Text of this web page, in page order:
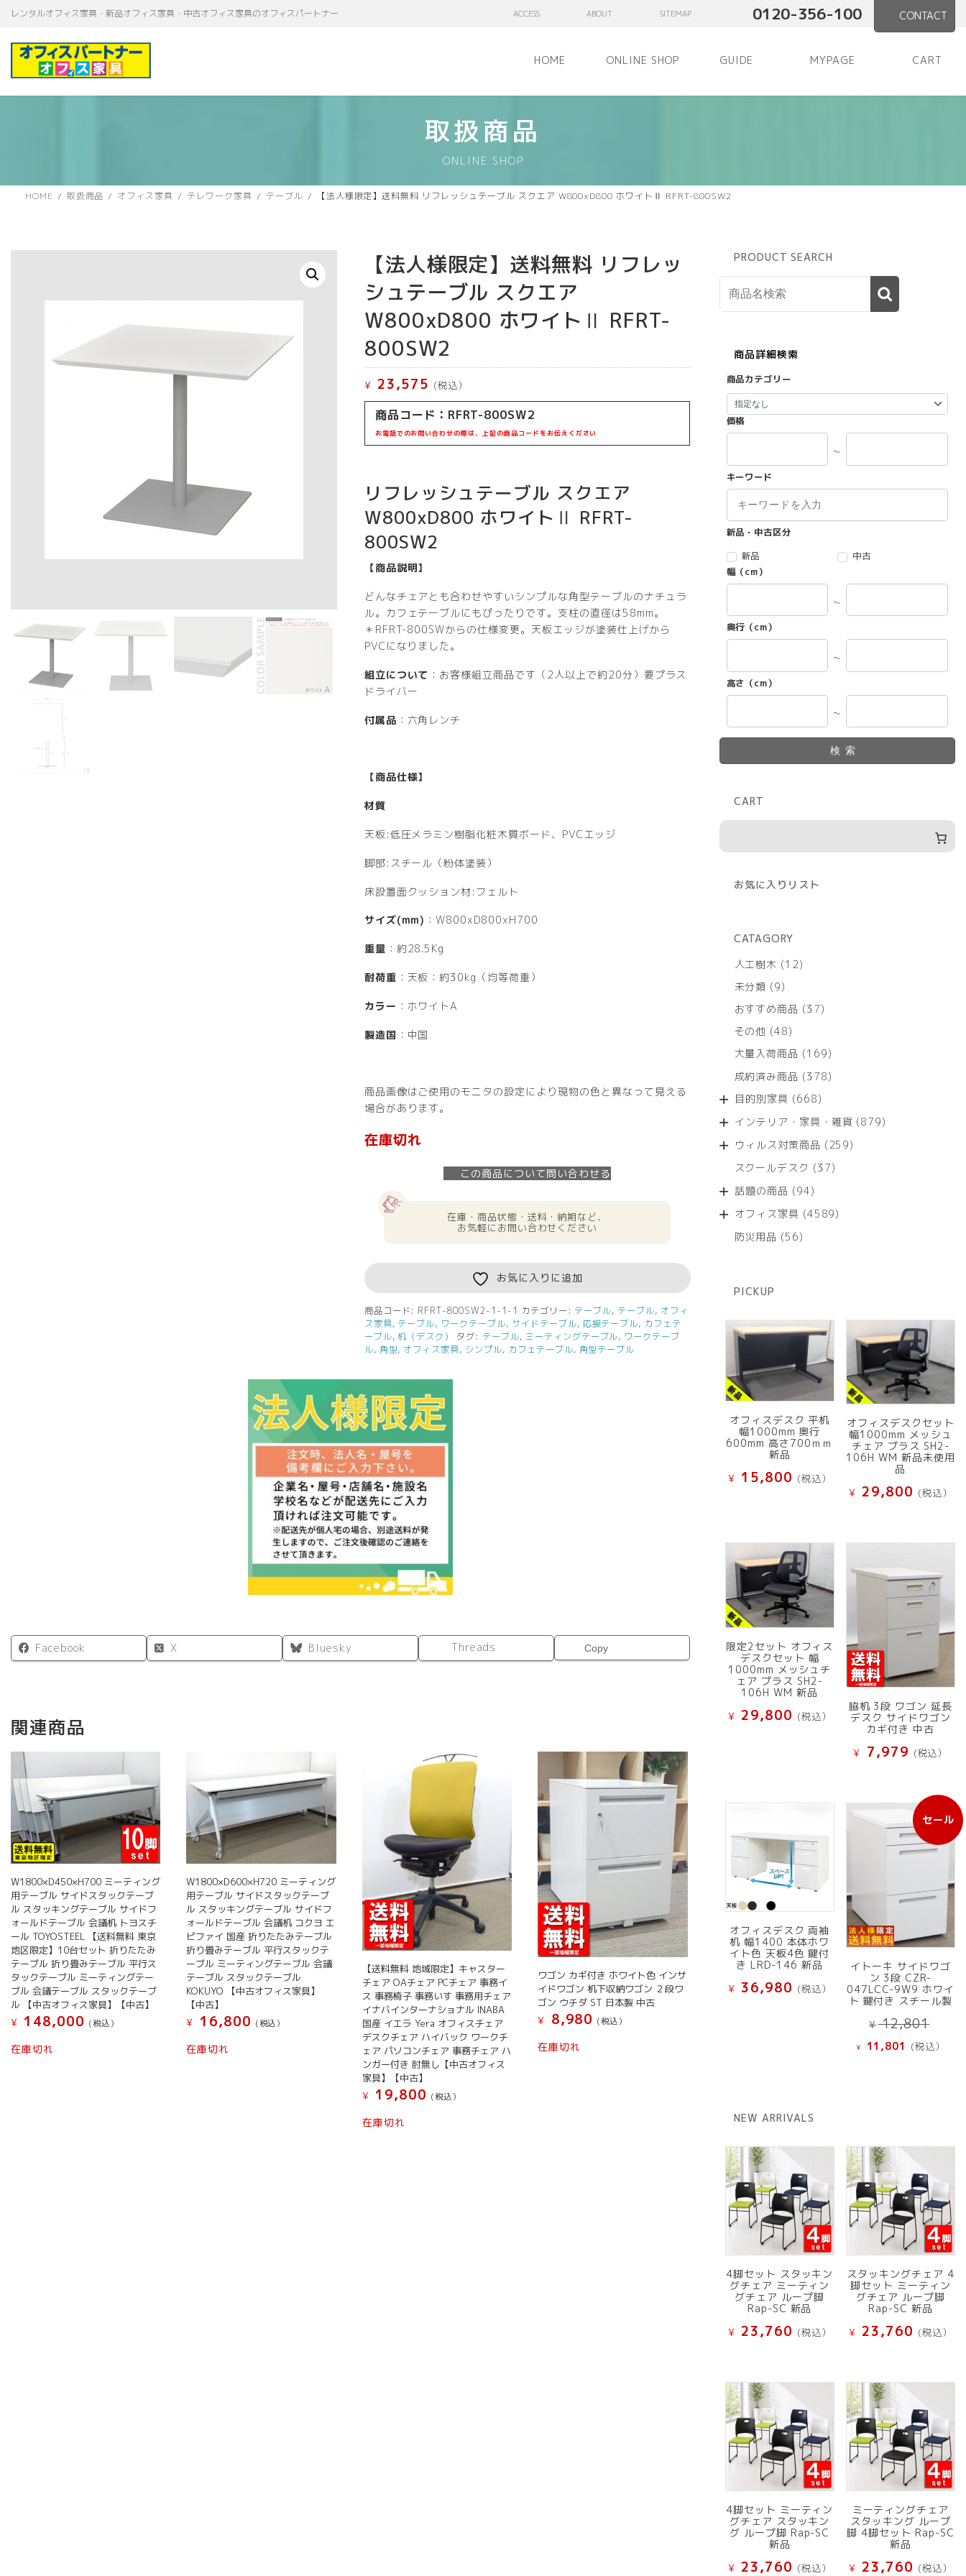
テ
ゲ
レンタルオフィス家具・新品オフィス家具・中古オフィス家具のオフィスパートナー ACCESS ABOUT SITEMAP 0120-356-100 CONTACT
HOME ONLINE SHOP GUIDE MYPAGE CART
取扱商品
ONLINE SHOP
HOME 取扱商品 オフィス家具 テレワーク家具 テーブル 【法人様限定】送料無料 リフレッシュテーブル スクエア W800xD800 ホワイトⅡ RFRT-800SW2
【法人様限定】送料無料 リフレッ
シュテーブル スクエア
W800xD800 ホワイトⅡ RFRT-
800SW2
¥ 23,575 (税込）
商品コード：RFRT-800SW2
お電話でのお問い合わせの際は、上記の商品コードをお伝えください
リフレッシュテーブル スクエア
W800xD800 ホワイトⅡ RFRT-
800SW2
【商品説明】
どんなチェアとも合わせやすいシンプルな角型テーブルのナチュラ
ル。カフェテーブルにもぴったりです。支柱の直径は58mm。
＊RFRT-800SWからの仕様変更。天板エッジが塗装仕上げから
PVCになりました。
組立について ：お客様組立商品です（2人以上で約20分）要プラス
ドライバー
付属品 ：六角レンチ
【商品仕様】
材質
天板:低圧メラミン樹脂化粧木質ボード、PVCエッジ
脚部:スチール（粉体塗装）
床設置面クッション材:フェルト
サイズ(mm) ：W800xD800xH700
重量 ：約28.5Kg
耐荷重 ：天板：約30kg（均等荷重）
カラー ：ホワイトA
製造国 ：中国
商品画像はご使用のモニタの設定により現物の色と異なって見える
場合があります。
在庫切れ
この商品について問い合わせる
在庫・商品状態・送料・納期など、
お気軽にお問い合わせください
お気に入りに追加
商品コード: RFRT-800SW2-1-1-1 カテゴリー: テーブル, テーブル, オフィ
ス家具, テーブル, ワークテーブル, サイドテーブル, 応接テーブル, カフェテ
ーブル,机（デスク） タグ: テーブル, ミーティングテーブル, ワークテーブ
ル, 角型, オフィス家具, シンプル, カフェテーブル, 角型テーブル
Facebook X Bluesky Threads Copy
関連商品
W1800×D450×H700 ミーティング
用テーブル サイドスタックテーブ
ル スタッキングテーブル サイドフ
ォールドテーブル 会議机 トヨスチ
ール TOYOSTEEL 【送料無料 東京
地区限定】10台セット 折りたたみ
テーブル 折り畳みテーブル 平行ス
タックテーブル ミーティングテー
ブル 会議テーブル スタックテーブ
ル 【中古オフィス家具】【中古】
¥
148,000 (税込）
在庫切れ
W1800×D600×H720 ミーティング
用テーブル サイドスタックテーブ
ル スタッキングテーブル サイドフ
ォールドテーブル 会議机 コクヨ エ
ピファイ 国産 折りたたみテーブル
折り畳みテーブル 平行スタックテ
ーブル ミーティングテーブル 会議
テーブル スタックテーブル
KOKUYO 【中古オフィス家具】
【中古】
¥
16,800 (税込）
在庫切れ
【送料無料 地域限定】キャスター
チェア OAチェア PCチェア 事務イ
ス 事務椅子 事務いす 事務用チェア
イナバインターナショナル INABA
国産 イエラ Yera オフィスチェア
デスクチェア ハイバック ワークチ
ェア パソコンチェア 事務チェア ハ
ンガー付き 肘無し【中古オフィス
家具】【中古】
¥
19,800 (税込）
在庫切れ
ワゴン カギ付き ホワイト色 インサ
イドワゴン 机下収納ワゴン ２段ワ
ゴン ウチダ ST 日本製 中古
¥
8,980 (税込）
在庫切れ
PRODUCT SEARCH
商品詳細検索
商品カテゴリー
価格
～
キーワード
新品・中古区分
新品
中古
幅（cm）
～
奥行（cm）
～
高さ（cm）
～
検索
CART
お気に入りリスト
CATAGORY
人工樹木
1212
商
未分類 99
の
商
おすすめ商品 3737
商
その他 4848
の
商
大量入荷商品 169169
の
成約済み商品 378378
商
目的別家具 668668
の
商
インテリア・家具・雑貨 879879
ウィルス対策商品 259259
スクールデスク 3737
商
話題の商品 9494
の
オフィス家具 45894589
防災用品 5656
PICKUP
オフィスデスク 平机
幅1000mm 奥行
600mm 高さ700ｍｍ
新品
¥ 15,800 (税込）
オフィスデスクセット
幅1000mm メッシュ
チェア プラス SH2-
106H WM 新品未使用
品
¥ 29,800 (税込）
限定2セット オフィス
デスクセット 幅
1000mm メッシュチ
ェア プラス SH2-
106H WM 新品
¥ 29,800 (税込）
脇机 3段 ワゴン 延長
デスク サイドワゴン
カギ付き 中古
¥ 7,979 (税込）
オフィスデスク 両袖
机 幅1400 本体ホワ
イト色 天板4色 鍵付
き LRD-146 新品
¥ 36,980 (税込）
セール
販
売
中
品
イトーキ サイドワゴ
ン 3段 CZR-
047LCC-9W9 ホワイ
ト 鍵付き スチール製
¥12,801
の
価
¥ 11,801 現
で
す。
(税込）
NEW ARRIVALS
4脚セット スタッキン
グチェア ミーティン
グチェア ループ脚
Rap-SC 新品
¥ 23,760 (税込）
スタッキングチェア 4
脚セット ミーティン
グチェア ループ脚
Rap-SC 新品
¥ 23,760 (税込）
4脚セット ミーティン
グチェア スタッキン
グ ループ脚 Rap-SC
新品
¥ 23,760 (税込）
ミーティングチェア
スタッキング ループ
脚 4脚セット Rap-SC
新品
¥ 23,760 (税込）